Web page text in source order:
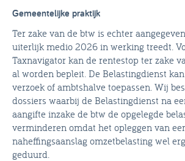
Gemeentelijke praktijk
Ter zake van de btw is echter
uiterlijk medio 2026 in werking treedt.
Taxnavigator kan de rentestop ter zake
al worden bepleit. De Belastingdienst
verzoek of ambtshalve toepassen. Wij
dossiers waarbij de Belastingdienst na
aangifte inzake de btw de opgelegde
verminderen omdat het opleggen van
naheffingsaanslag omzetbelasting wel
geduurd.